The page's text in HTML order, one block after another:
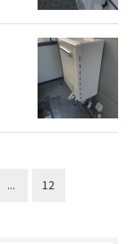
... 12